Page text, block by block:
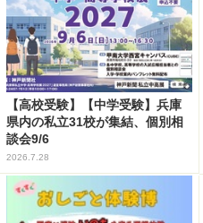
【高校受験】【中学受験】兵庫
県内の私立31校が集結、個別相
談会9/6
2026.7.28